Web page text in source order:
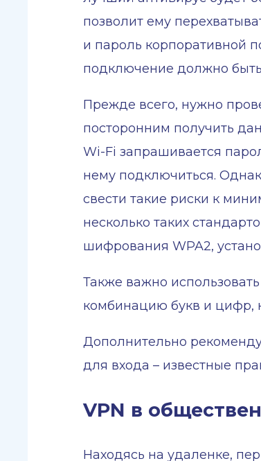
позволит ему
и пароль корпоративной
подключение должно
Прежде всего, нужно
посторонним получить
Wi-Fi запрашивается
нему подключиться.
свести такие риски к
несколько таких
шифрования WPA2,
Также важно
комбинацию букв и цифр,
Дополнительно
для входа – известные
VPN в
Находясь на удаленке,